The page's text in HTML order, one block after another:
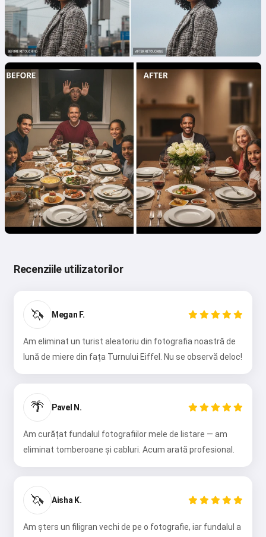
Recenziile utilizatorilor
🦄 Megan F.
Am eliminat un turist aleatoriu din fotografia noastră de
lună de miere din fața Turnului Eiffel. Nu se observă deloc!
🌴 Pavel N.
Am curățat fundalul fotografiilor mele de listare — am
eliminat tomberoane și cabluri. Acum arată profesional.
🦄 Aisha K.
Am șters un filigran vechi de pe o fotografie, iar fundalul a